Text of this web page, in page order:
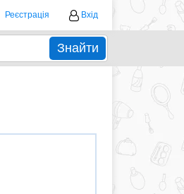
Реєстрація Вхід
Знайти